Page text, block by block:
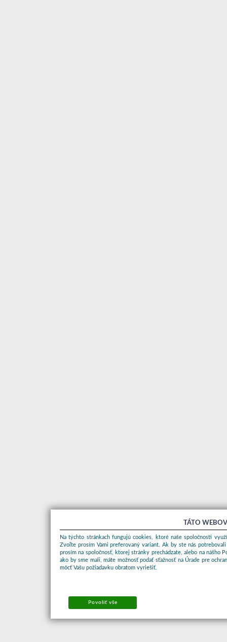
TÁTO
Na týchto stránkach fungujú cookies, ktoré naše spoločnosti
Zvoľte prosím Vami preferovaný variant. Ak by ste nás
prosím na spoločnosť, ktorej stránky prechádzate, alebo na nášho
ako by sme mali, máte možnosť podať sťažnosť na Úrade pre
môcť Vašu požiadavku obratom vyriešiť.
Povoliť vše